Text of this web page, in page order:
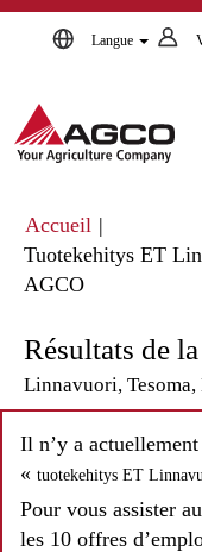
Langue
Accueil |
Tuotekehitys ET
AGCO(page
Résultats de
Linnavuori, Tesoma,
Il n’y a
« tuotekehitys ET
Pour vous assister
les 10 offres